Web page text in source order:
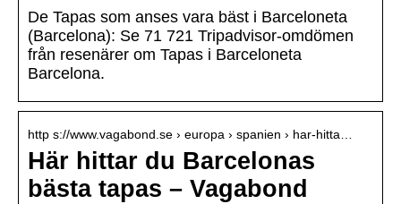
De Tapas som anses vara bäst i Barceloneta
(Barcelona): Se 71 721 Tripadvisor-omdömen
från resenärer om Tapas i Barceloneta
Barcelona.
http s://www.vagabond.se › europa › spanien › har-hitta…
Här hittar du Barcelonas
bästa tapas – Vagabond